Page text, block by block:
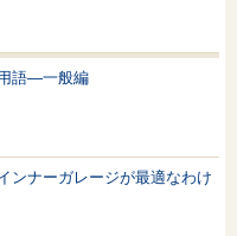
語—一般編
ンナーガレージが最適なわけ